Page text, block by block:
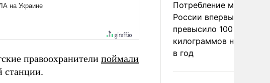
правоохранители поймали
станции.
Потребление мяса в
России впервые
превысило 100
килограммов на
в год